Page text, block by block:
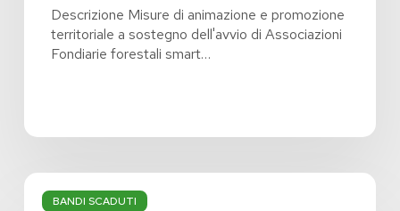
Descrizione Misure di animazione e promozione
territoriale a sostegno dell'avvio di Associazioni
Fondiarie forestali smart…
BANDI SCADUTI
Giornate
dello